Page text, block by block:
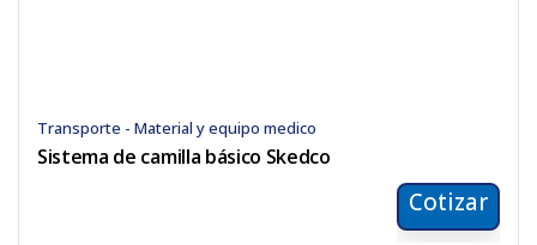
Transporte - Material y equipo medico
Sistema de camilla básico Skedco
Cotizar